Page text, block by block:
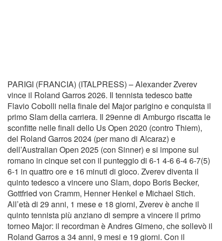
PARIGI (FRANCIA) (ITALPRESS) – Alexander Zverev
vince il Roland Garros 2026. Il tennista tedesco batte
Flavio Cobolli nella finale del Major parigino e conquista il
primo Slam della carriera. Il 29enne di Amburgo riscatta le
sconfitte nelle finali dello Us Open 2020 (contro Thiem),
del Roland Garros 2024 (per mano di Alcaraz) e
dell’Australian Open 2025 (con Sinner) e si impone sul
romano in cinque set con il punteggio di 6-1 4-6 6-4 6-7(5)
6-1 in quattro ore e 16 minuti di gioco. Zverev diventa il
quinto tedesco a vincere uno Slam, dopo Boris Becker,
Gottfried von Cramm, Henner Henkel e Michael Stich.
All’età di 29 anni, 1 mese e 18 giorni, Zverev è anche il
quinto tennista più anziano di sempre a vincere il primo
torneo Major: il recordman è Andres Gimeno, che sollevò il
Roland Garros a 34 anni, 9 mesi e 19 giorni. Con il